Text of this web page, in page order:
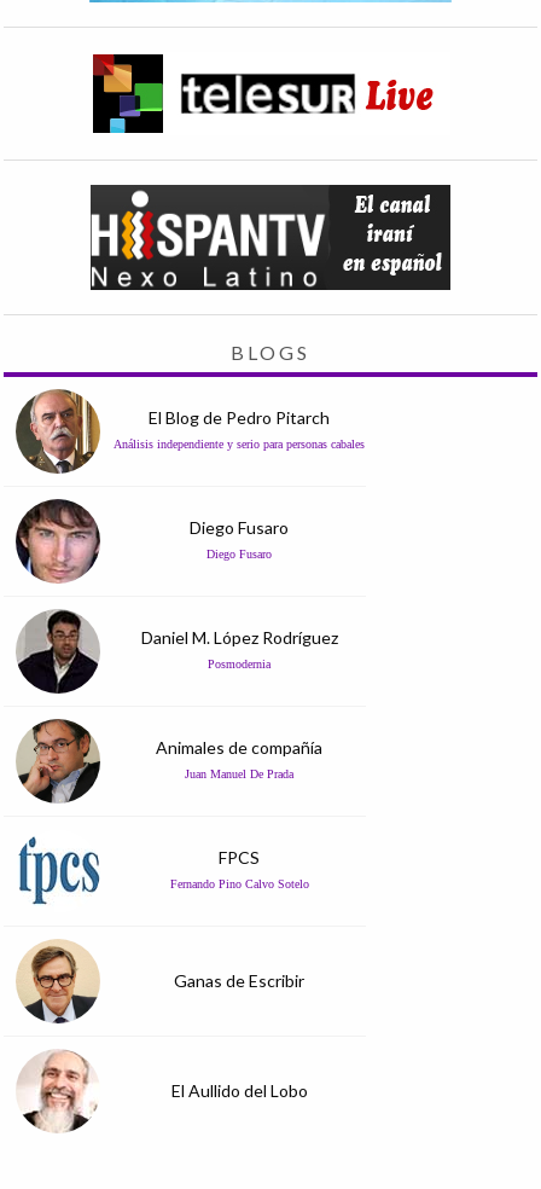
BLOGS
El Blog de Pedro Pitarch
Análisis independiente y serio para personas cabales
Diego Fusaro
Diego Fusaro
Daniel M. López Rodríguez
Posmodernia
Animales de compañía
Juan Manuel De Prada
FPCS
Fernando Pino Calvo Sotelo
Ganas de Escribir
El Aullido del Lobo